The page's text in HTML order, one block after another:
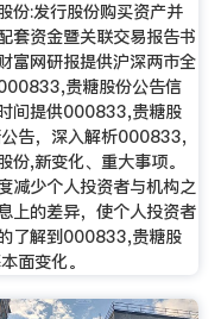
份:发行股份购买资产并
套资金暨关联交易报告书
富网研报提供沪深两市全
贵糖股份公告信
间提供000833,贵糖股
告，深入解析000833,
份,新变化、重大事项。
减少个人投资者与机构之
上的差异，使个人投资者
了解到000833,贵糖股
面变化。